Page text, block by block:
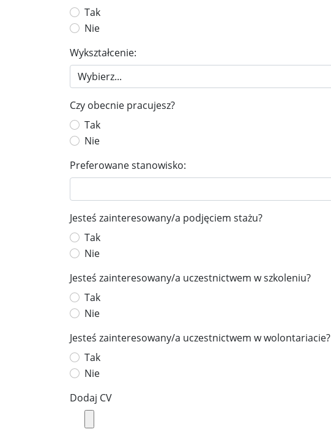
Tak
Nie
Wykształcenie:
Czy obecnie pracujesz?
Tak
Nie
Preferowane stanowisko:
Jesteś zainteresowany/a podjęciem stażu?
Tak
Nie
Jesteś zainteresowany/a uczestnictwem w szkoleniu?
Tak
Nie
Jesteś zainteresowany/a uczestnictwem w wolontariacie?
Tak
Nie
Dodaj CV